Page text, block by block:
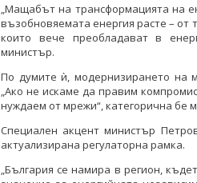
„Мащабът на трансформацията на
възобновяемата енергия расте – от
които вече преобладават в
министър.
По думите ѝ, модернизирането на
„Ако не искаме да правим
нуждаем от мрежи“, категорична бе
Специален акцент министър
актуализирана регулаторна рамка.
„България се намира в регион,